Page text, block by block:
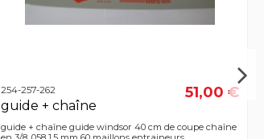
254-257-262
guide + chaîne
51,00 €
guide + chaîne guide windsor 40 cm de coupe chaîne